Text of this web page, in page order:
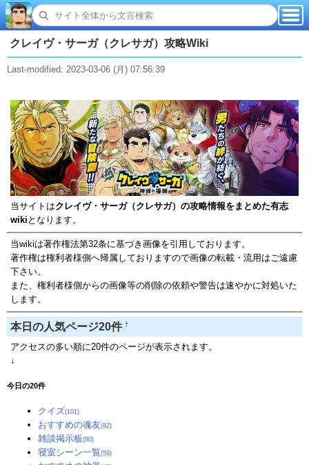
クレイヴ・サーガ（クレサガ）攻略Wiki
Last-modified: 2023-03-06 (月) 07:56:39
当サイトはクレイヴ・サーガ（クレサガ）の攻略情報をまとめた有志
wiki となります。
当wikiは著作権法第32条に基づき画像を引用しております。
著作権は権利者様側へ帰属しておりますので画像の転載・流用はご遠慮
下さい。
また、権利者様側からの画像等の削除の依頼や警告は速やかに対処いた
します。
本日の人気ページ20件 †
アクセスの多い順に20件のページが表示されます。
↓
今日の20件
クイズ(101)
おすすめの魂友(82)
雑談掲示板(80)
寝室シーン一覧(59)